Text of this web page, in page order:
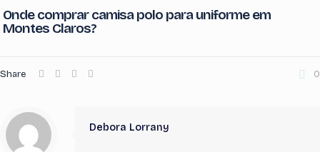
Onde comprar camisa polo para uniforme em
Montes Claros?
Share 0
Debora Lorrany